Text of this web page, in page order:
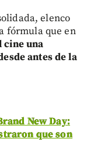
elenco
fórmula que en
cine una
antes de la
New Day:
que son